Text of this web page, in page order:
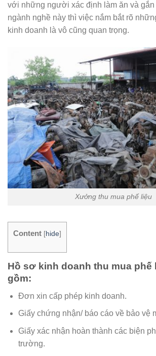
với những người xác định làm ăn và
ngành nghề này thì việc nắm bắt rõ
kinh doanh là vô cũng quan trọng.
Xưởng thu mua phế liệu
Content [hide]
Hồ sơ kinh doanh thu mua phế
gồm:
Đơn xin cấp phép kinh doanh.
Giấy chứng nhận/ báo cáo về bảo vệ
Giấy xác nhận hoàn thành các biện
trường.